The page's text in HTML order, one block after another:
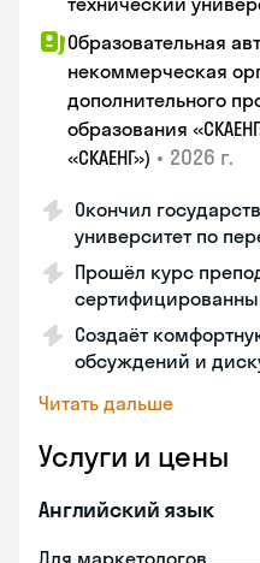
Образовательная
некоммерческая
дополнительного
образования
«СКАЕНГ») • 2026 г.
Окончил
университет по
Прошёл курс
Создаёт
обсуждений и
Читать дальше
Услуги и цены
Английский язык
Для маркетологов